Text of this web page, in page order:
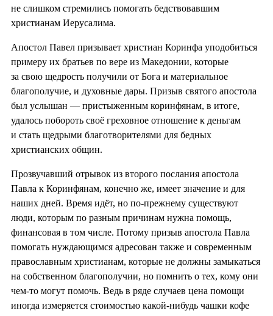
не слишком стремились помогать бедствовавшим
христианам Иерусалима.
Апостол Павел призывает христиан Коринфа уподобиться
примеру их братьев по вере из Македонии, которые
за свою щедрость получили от Бога и материальное
благополучие, и духовные дары. Призыв святого апостола
был услышан — пристыженным коринфянам, в итоге,
удалось побороть своё греховное отношение к деньгам
и стать щедрыми благотворителями для бедных
христианских общин.
Прозвучавший отрывок из второго послания апостола
Павла к Коринфянам, конечно же, имеет значение и для
наших дней. Время идёт, но по-прежнему существуют
люди, которым по разным причинам нужна помощь,
финансовая в том числе. Потому призыв апостола Павла
помогать нуждающимся адресован также и современным
православным христианам, которые не должны замыкаться
на собственном благополучии, но помнить о тех, кому они
чем-то могут помочь. Ведь в ряде случаев цена помощи
иногда измеряется стоимостью какой-нибудь чашки кофе